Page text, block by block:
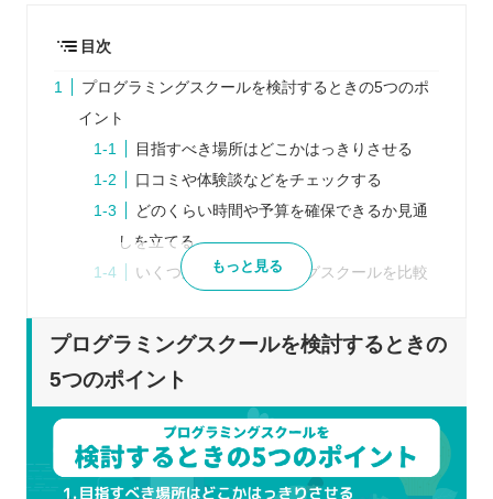
目次
プログラミングスクールを検討するときの5つのポ
イント
目指すべき場所はどこかはっきりさせる
口コミや体験談などをチェックする
どのくらい時間や予算を確保できるか見通
しを立てる
いくつかのプログラミングスクールを比較
体験レッスンなどに積極的に参加する
受講スタイルは自分にあっているか
スケジュールは無理なく通えそうか
カリキュラムの内容はどうか
もっと見る
プログラミングスクールを検討するときの
5つのポイント